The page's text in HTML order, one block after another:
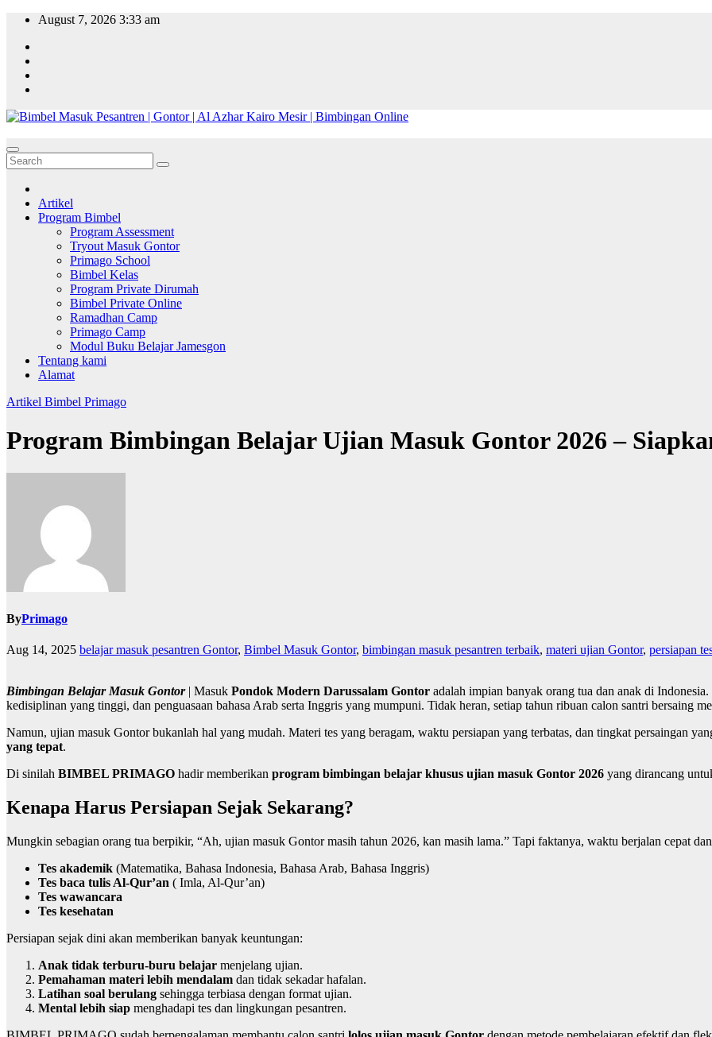
Skip
content
August 7, 2026 3:33 am
Artikel
Program Bimbel
Program Assessment
Tryout Masuk Gontor
Primago School
Bimbel Kelas
Program Private Dirumah
Bimbel Private Online
Ramadhan Camp
Primago Camp
Modul Buku Belajar Jamesgon
Tentang kami
Alamat
Artikel Bimbel Primago
Program Bimbingan Belajar Ujian Masuk Gontor 2026 –
ByPrimago
Aug 14, 2025 belajar masuk pesantren Gontor, Bimbel Masuk Gontor, bimbingan masuk pesantren terbaik, materi ujian Gontor, persiapan
Bimbingan Belajar Masuk Gontor| Masuk Pondok Modern Darussalam Gontor adalah impian banyak orang tua dan anak di
kedisiplinan yang tinggi, dan penguasaan bahasa Arab serta Inggris yang mumpuni. Tidak heran, setiap tahun ribuan calon santri bersaing
Namun, ujian masuk Gontor bukanlah hal yang mudah. Materi tes yang beragam, waktu persiapan yang terbatas, dan tingkat persaingan
yang tepat.
Di sinilah BIMBEL PRIMAGO hadir memberikan program bimbingan belajar khusus ujian masuk Gontor 2026 yang dirancang
Kenapa Harus Persiapan Sejak Sekarang?
Mungkin sebagian orang tua berpikir, “Ah, ujian masuk Gontor masih tahun 2026, kan masih lama.” Tapi faktanya, waktu berjalan cepat
Tes akademik (Matematika, Bahasa Indonesia, Bahasa Arab, Bahasa Inggris)
Tes baca tulis Al-Qur’an ( Imla, Al-Qur’an)
Tes wawancara
Tes kesehatan
Persiapan sejak dini akan memberikan banyak keuntungan:
Anak tidak terburu-buru belajar menjelang ujian.
Pemahaman materi lebih mendalam dan tidak sekadar hafalan.
Latihan soal berulang sehingga terbiasa dengan format ujian.
Mental lebih siap menghadapi tes dan lingkungan pesantren.